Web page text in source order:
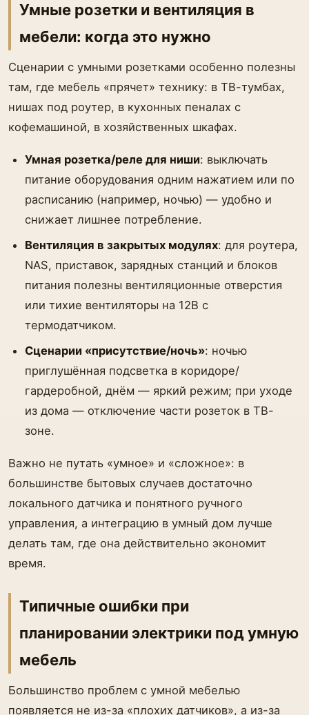
Умные розетки и вентиляция в
мебели: когда это нужно
Сценарии с умными розетками особенно полезны
там, где мебель «прячет» технику: в ТВ-тумбах,
нишах под роутер, в кухонных пеналах с
кофемашиной, в хозяйственных шкафах.
Умная розетка/реле для ниши: выключать
питание оборудования одним нажатием или по
расписанию (например, ночью) — удобно и
снижает лишнее потребление.
Вентиляция в закрытых модулях: для роутера,
NAS, приставок, зарядных станций и блоков
питания полезны вентиляционные отверстия
или тихие вентиляторы на 12В с
термодатчиком.
Сценарии «присутствие/ночь»: ночью
приглушённая подсветка в коридоре/
гардеробной, днём — яркий режим; при уходе
из дома — отключение части розеток в ТВ-
зоне.
Важно не путать «умное» и «сложное»: в
большинстве бытовых случаев достаточно
локального датчика и понятного ручного
управления, а интеграцию в умный дом лучше
делать там, где она действительно экономит
время.
Типичные ошибки при
планировании электрики под умную
мебель
Большинство проблем с умной мебелью
появляется не из-за «плохих датчиков», а из-за